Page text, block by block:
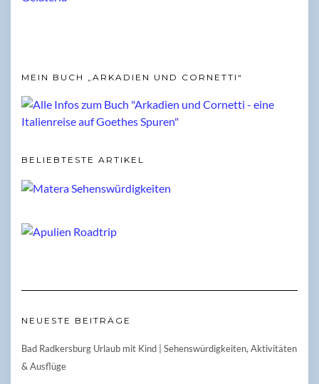
MEIN BUCH „ARKADIEN UND CORNETTI“
BELIEBTESTE ARTIKEL
NEUESTE BEITRÄGE
Bad Radkersburg Urlaub mit Kind | Sehenswürdigkeiten, Aktivitäten
& Ausflüge